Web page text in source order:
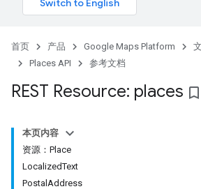
首页 产品 Google Maps Platform
Places API
参考文档
REST Resource: places bookmark_border
本页内容
资源：Place
LocalizedText
PostalAddress